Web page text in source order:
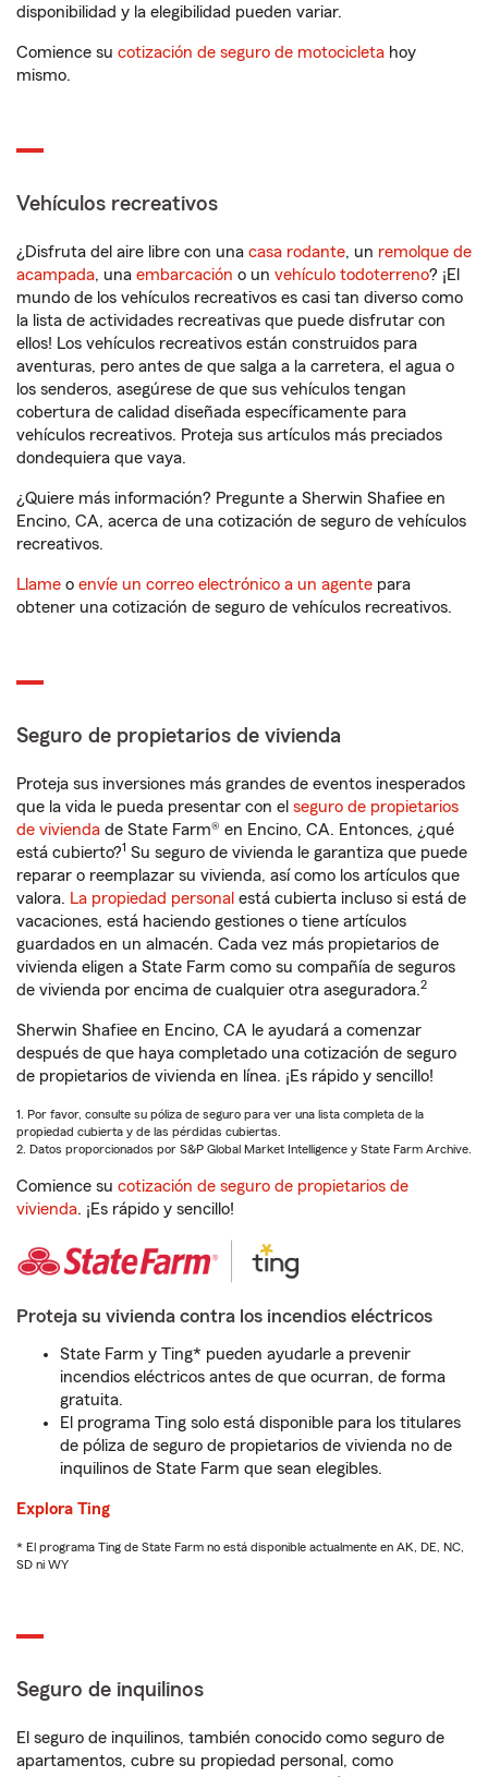
disponibilidad y la elegibilidad pueden variar.
Comience su cotización de seguro de motocicleta hoy
mismo.
Vehículos recreativos
¿Disfruta del aire libre con una casa rodante, un remolque de
acampada, una embarcación o un vehículo todoterreno? ¡El
mundo de los vehículos recreativos es casi tan diverso como
la lista de actividades recreativas que puede disfrutar con
ellos! Los vehículos recreativos están construidos para
aventuras, pero antes de que salga a la carretera, el agua o
los senderos, asegúrese de que sus vehículos tengan
cobertura de calidad diseñada específicamente para
vehículos recreativos. Proteja sus artículos más preciados
dondequiera que vaya.
¿Quiere más información? Pregunte a Sherwin Shafiee en
Encino, CA, acerca de una cotización de seguro de vehículos
recreativos.
Llame o envíe un correo electrónico a un agente para
obtener una cotización de seguro de vehículos recreativos.
Seguro de propietarios de vivienda
Proteja sus inversiones más grandes de eventos inesperados
que la vida le pueda presentar con el seguro de propietarios
de vivienda de State Farm® en Encino, CA. Entonces, ¿qué
está cubierto?1 Su seguro de vivienda le garantiza que puede
reparar o reemplazar su vivienda, así como los artículos que
valora. La propiedad personal está cubierta incluso si está de
vacaciones, está haciendo gestiones o tiene artículos
guardados en un almacén. Cada vez más propietarios de
vivienda eligen a State Farm como su compañía de seguros
de vivienda por encima de cualquier otra aseguradora.2
Sherwin Shafiee en Encino, CA le ayudará a comenzar
después de que haya completado una cotización de seguro
de propietarios de vivienda en línea. ¡Es rápido y sencillo!
1. Por favor, consulte su póliza de seguro para ver una lista completa de la
propiedad cubierta y de las pérdidas cubiertas.
2. Datos proporcionados por S&P Global Market Intelligence y State Farm Archive.
Comience su cotización de seguro de propietarios de
vivienda. ¡Es rápido y sencillo!
Proteja su vivienda contra los incendios eléctricos
State Farm y Ting* pueden ayudarle a prevenir
incendios eléctricos antes de que ocurran, de forma
gratuita.
El programa Ting solo está disponible para los titulares
de póliza de seguro de propietarios de vivienda no de
inquilinos de State Farm que sean elegibles.
Explora Ting
* El programa Ting de State Farm no está disponible actualmente en AK, DE, NC,
SD ni WY
Seguro de inquilinos
El seguro de inquilinos, también conocido como seguro de
apartamentos, cubre su propiedad personal, como